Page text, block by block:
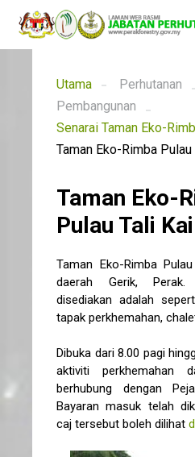
Utama
Perhutanan
Pembangunan
Senarai Taman Eko-
Taman Eko-Rimba
Taman Eko-
Pulau Tali
Taman Eko-RimbaPulau
daerah Gerik, Perak.
disediakan adalah
tapak perkhemahan,
Dibuka dari 8.00 pagi
aktiviti perkhemahan
berhubung dengan
Bayaran masuk telah
caj tersebut boleh dilihat